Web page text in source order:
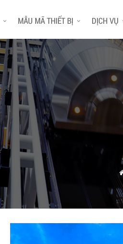
MẪU MÃ THIẾT BỊ DỊCH VỤ